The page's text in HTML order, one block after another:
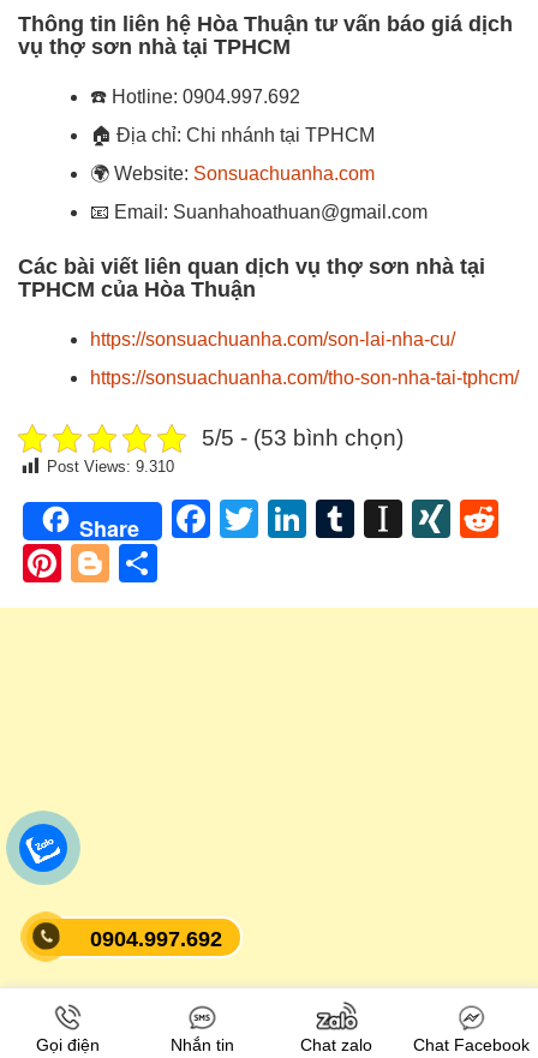
Thông tin liên hệ Hòa Thuận tư vấn báo giá dịch
vụ thợ sơn nhà tại TPHCM
☎️ Hotline: 0904.997.692
🏠 Địa chỉ: Chi nhánh tại TPHCM
🌍 Website: Sonsuachuanha.com
📧 Email: Suanhahoathuan@gmail.com
Các bài viết liên quan dịch vụ thợ sơn nhà tại
TPHCM của Hòa Thuận
https://sonsuachuanha.com/son-lai-nha-cu/
https://sonsuachuanha.com/tho-son-nha-tai-tphcm/
5/5 - (53 bình chọn)
Post Views: 9.310
Share Facebook
TwitterLinkedIn
Tumblr
Pinterest
Blogger
0904.997.692
Gọi điện Nhắn tin Chat zalo Chat Facebook